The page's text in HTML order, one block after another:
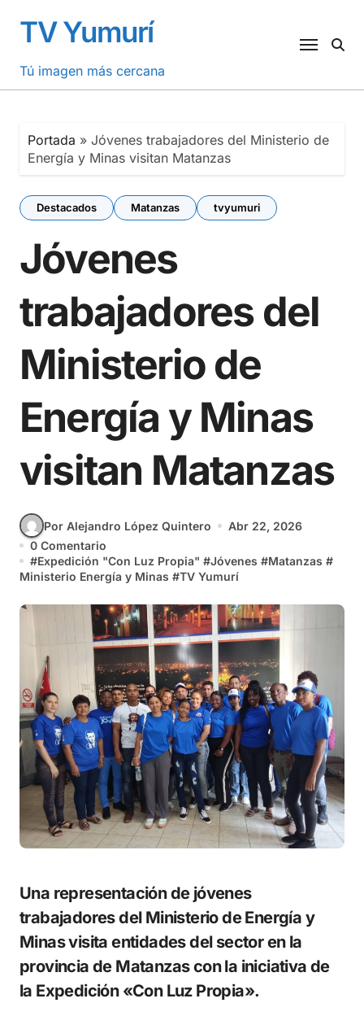
contenido
TV Yumurí
Tú imagen más cercana
Portada » Jóvenes trabajadores del Ministerio de
Energía y Minas visitan Matanzas
Destacados Matanzas tvyumuri
Jóvenes
trabajadores del
Ministerio de
Energía y Minas
visitan Matanzas
Por Alejandro López Quintero
Abr 22, 2026
0 Comentario
#Expedición "Con Luz Propia" #Jóvenes #Matanzas #
Ministerio Energía y Minas #TV Yumurí
Una representación de jóvenes
trabajadores del Ministerio de Energía y
Minas visita entidades del sector en la
provincia de Matanzas con la iniciativa de
la Expedición «Con Luz Propia».